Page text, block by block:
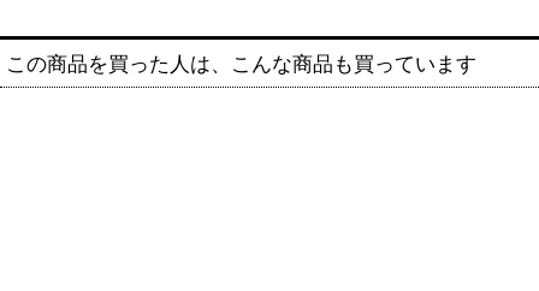
この商品を買った人は、こんな商品も買っています